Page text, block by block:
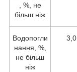
, %, не
більш ніж
Водопогли
нання, %,
не більш
ніж
3,0